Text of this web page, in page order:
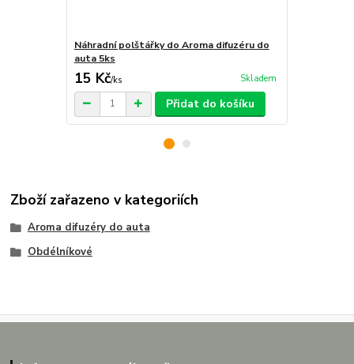
Náhradní polštářky do Aroma difuzéru do
auta 5ks
15 Kč/ks Skladem
Přidat do košíku
Zboží zařazeno v kategoriích
Aroma difuzéry do auta
Obdélníkové